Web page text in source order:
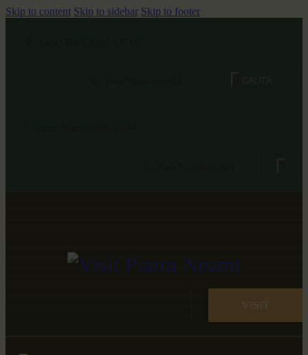
Skip to content Skip to sidebar Skip to footer
VISIT